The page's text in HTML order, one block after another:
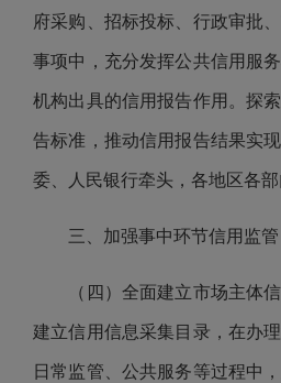
府采购、招标投标、行政审批
事项中，充分发挥公共信用服
机构出具的信用报告作用。探
告标准，推动信用报告结果实
委、人民银行牵头，各地区各部
三、加强事中环节信用监管
（四）全面建立市场主体信
建立信用信息采集目录，在办
日常监管、公共服务等过程中